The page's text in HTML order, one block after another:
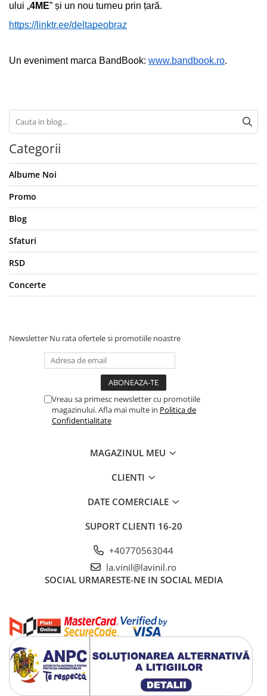
ului „4ME” și un nou turneu prin țară.
https://linktr.ee/deltapeobraz
Un eveniment marca BandBook: www.bandbook.ro.
Categorii
Albume Noi
Promo
Blog
Sfaturi
RSD
Concerte
Newsletter Nu rata ofertele si promotiile noastre
Vreau sa primesc newsletter cu promotiile
magazinului. Afla mai multe in Politica de
Confidentialitate
MAGAZINUL MEU
CLIENTI
DATE COMERCIALE
SUPORT CLIENTI 16-20
+40770563044
la.vinil@lavinil.ro
SOCIAL URMARESTE-NE IN SOCIAL MEDIA